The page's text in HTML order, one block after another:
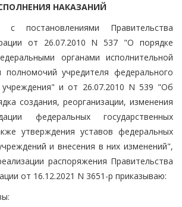
НАКАЗАНИЙ
с постановлениями Правительства
от 26.07.2010 N 537 "О порядке
органами исполнительной
полномочий учредителя федерального
учреждения" и от 26.07.2010 N 539 "Об
создания, реорганизации, изменения
федеральных государственных
утверждения уставов федеральных
и внесения в них изменений",
распоряжения Правительства
от 16.12.2021 N 3651-р приказываю: